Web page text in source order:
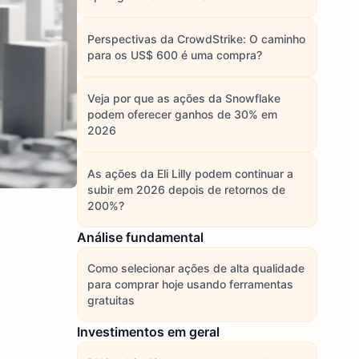
Perspectivas da CrowdStrike: O caminho
para os US$ 600 é uma compra?
Veja por que as ações da Snowflake
podem oferecer ganhos de 30% em
2026
As ações da Eli Lilly podem continuar a
subir em 2026 depois de retornos de
200%?
Análise fundamental
Como selecionar ações de alta qualidade
para comprar hoje usando ferramentas
gratuitas
Investimentos em geral